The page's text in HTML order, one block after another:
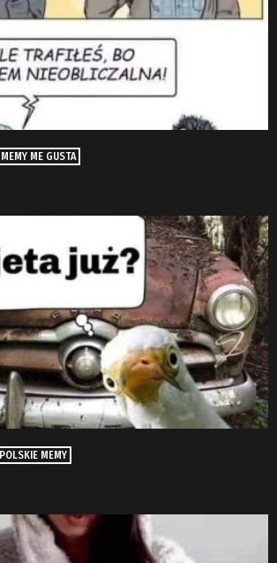
MEMY ME GUSTA
POLSKIE MEMY